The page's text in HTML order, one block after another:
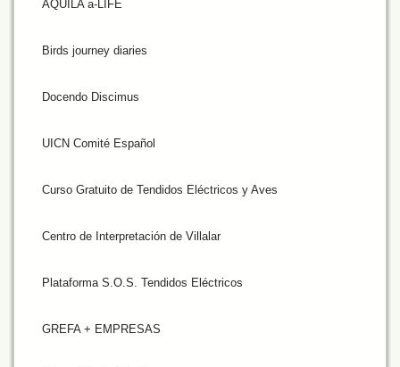
AQUILA a-LIFE
Birds journey diaries
Docendo Discimus
UICN Comité Español
Curso Gratuito de Tendidos Eléctricos y Aves
Centro de Interpretación de Villalar
Plataforma S.O.S. Tendidos Eléctricos
GREFA + EMPRESAS